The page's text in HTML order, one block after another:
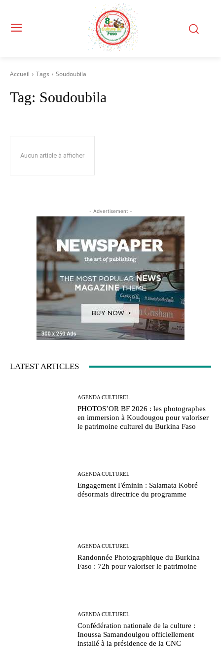
Accueil Tags Soudoubila
Tag: Soudoubila
Aucun article à afficher
- Advertisement -
LATEST ARTICLES
AGENDA CULTUREL
PHOTOS’OR BF 2026 : les photographes
en immersion à Koudougou pour valoriser
le patrimoine culturel du Burkina Faso
AGENDA CULTUREL
Engagement Féminin : Salamata Kobré
désormais directrice du programme
AGENDA CULTUREL
Randonnée Photographique du Burkina
Faso : 72h pour valoriser le patrimoine
AGENDA CULTUREL
Confédération nationale de la culture :
Inoussa Samandoulgou officiellement
installé à la présidence de la CNC